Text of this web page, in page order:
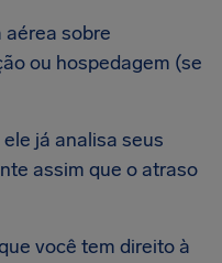
sobre
ou hospedagem (se
já analisa seus
assim que o atraso
você tem direito à